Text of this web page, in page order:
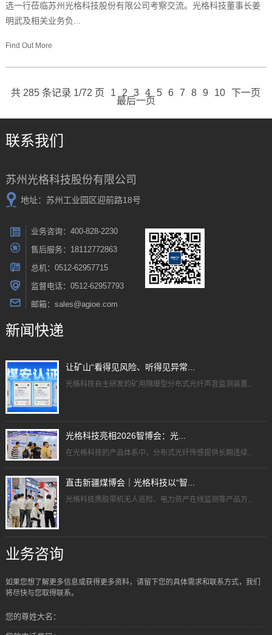
选一行莅临苏州光格科技股份有限公司考察交流。光格科技董事长姜
明武及相关业务负...
Find Out More
共 285 条记录 1/72 页 1 2 3 4 5 6 7 8 9 10 下一页
最后一页
联系我们
苏州光格科技股份有限公司
地址：苏州工业园区迎前路18号
业务咨询：400-828-2230
售后服务：18112772863
总机：0512-62957715
监督电话：0512-62957793
邮箱：sales@agioe.com
新闻快递
让矿山“看得见风险、听得见异常...
光格科技自主研发的矿用隔爆型分布式光纤声音监测装置...
光格科技亮相2026智博会：光...
在光格科技的产品体系中，分布式光纤传感提供长期连续...
直击新疆煤博会｜光格科技以“智...
光格科技携胶带机无人巡检、电力资产在线监测等产品方...
业务咨询
如果您想了解更多信息或获得更多资料，请留下您的具体需求和联系方式，我们
将尽快与您取得联系。
您的尊姓大名：